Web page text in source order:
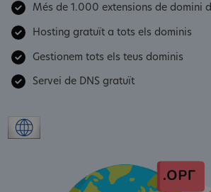
Més de 1.000 extensions de domini
Hosting gratuït a tots els dominis
Gestionem tots els teus dominis
Servei de DNS gratuït